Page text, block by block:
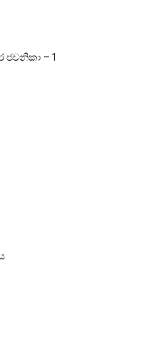
ජවනිකා – 1